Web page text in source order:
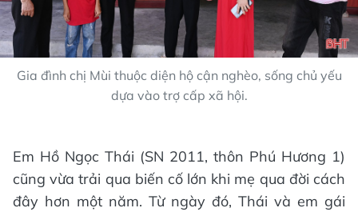
Gia đình chị Mùi thuộc diện hộ cận nghèo, sống chủ yếu
dựa vào trợ cấp xã hội.
Em Hồ Ngọc Thái (SN 2011, thôn Phú Hương 1)
cũng vừa trải qua biến cố lớn khi mẹ qua đời cách
đây hơn một năm. Từ ngày đó, Thái và em gái